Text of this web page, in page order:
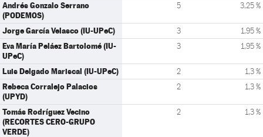
Andrés Gonzalo Serrano
(PODEMOS)
5 3,25 %
Jorge García Velasco (IU-UPeC) 3 1,95 %
Eva María Peláez Bartolomé (IU-
UPeC)
3 1,95 %
Luis Delgado Mariscal (IU-UPeC) 2 1,3 %
Rebeca Corralejo Palacios
(UPYD)
2 1,3 %
Tomás Rodríguez Vecino
(RECORTES CERO-GRUPO
VERDE)
2 1,3 %